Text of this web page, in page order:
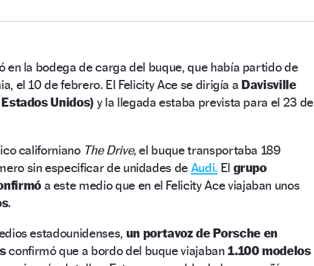
en la bodega de carga del buque, que había partido de
el 10 de febrero. El Felicity Ace se dirigía a Davisville
Unidos) y la llegada estaba prevista para el 23 de
californiano The Drive, el buque transportaba 189
sin especificar de unidades de Audi. El grupo
a este medio que en el Felicity Ace viajaban unos
.
estadounidenses, un portavoz de Porsche en
confirmó que a bordo del buque viajaban 1.100 modelos